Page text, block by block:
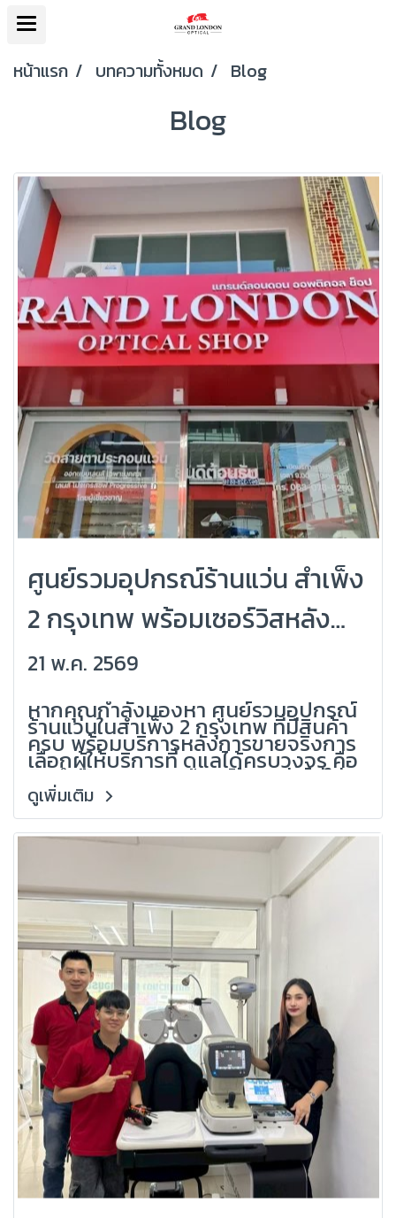
หน้าแรก บทความทั้งหมด Blog
Blog
ศูนย์รวมอุปกรณ์ร้านแว่น สำเพ็ง
2 กรุงเทพ พร้อมเซอร์วิสหลัง
การขาย | ครบจบสำหรับร้านแว่น
(Grandlondon Optical)
21 พ.ค. 2569
หากคุณกำลังมองหา ศูนย์รวมอุปกรณ์
ร้านแว่นในสำเพ็ง 2 กรุงเทพ ที่มีสินค้า
ครบ พร้อมบริการหลังการขายจริงการ
เลือกผู้ให้บริการที่ ดูแลได้ครบวงจร คือ
สิ่งสำคัญ เพราะอุปกรณ์ร้านแว่นไม่ใช่
แค่ซื้อแล้วจบ แต่ต้องมีการแนะนำที่ถูก
ต้อง, การติดตั้ง, การสอนใช้งานและ
บริการหลังการขายระยะยาว จาก
ประสบการณ์ของ Grandlondon
Optical ผู้เชี่ยวชาญด้านอุปกรณ์ร้าน
แว่นและระบบตรวจสายตา เราพร้อม
ดูแลร้านแว่นตั้งแต่เริ่มต้นจนถึงระดับ
มืออาชีพ
ดูเพิ่มเติม